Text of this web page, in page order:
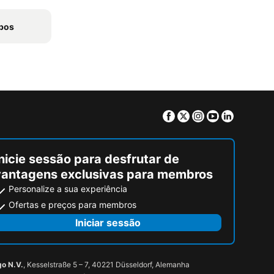
Facebook
TwitterInstagram
Youtube
sessão para desfrutar de
exclusivas para membros
Personalize a sua experiência
Ofertas e preços para membros
Iniciar sessão
N.V., Kesselstraße 5 – 7, 40221 Düsseldorf, Alemanha